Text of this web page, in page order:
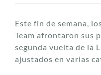
Este fin de semana,
Team afrontaron sus
segunda vuelta de la
ajustados en varias